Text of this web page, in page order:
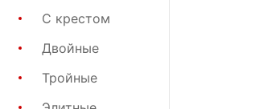
С крестом
Двойные
Тройные